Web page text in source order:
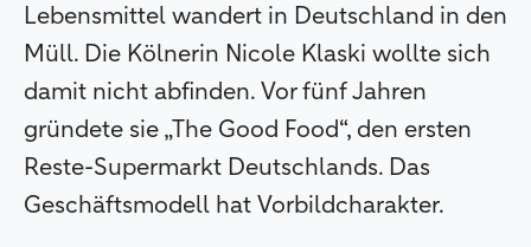
Lebensmittel wandert in Deutschland in den
Müll. Die Kölnerin Nicole Klaski wollte sich
damit nicht abfinden. Vor fünf Jahren
gründete sie „The Good Food“, den ersten
Reste-Supermarkt Deutschlands. Das
Geschäftsmodell hat Vorbildcharakter.